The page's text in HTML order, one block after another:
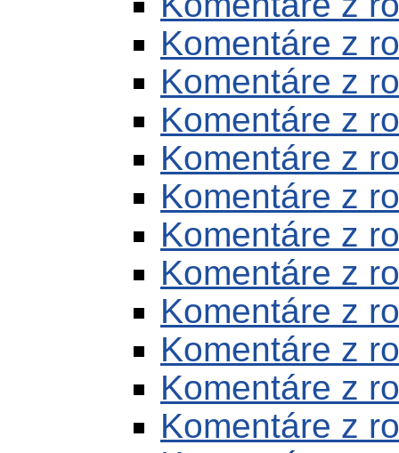
Komentáre z
Komentáre z
Komentáre z
Komentáre z
Komentáre z
Komentáre z
Komentáre z
Komentáre z
Komentáre z
Komentáre z
Komentáre z